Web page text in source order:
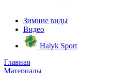
Зимние виды
Видео
Halyk Sport
Главная
Материалы